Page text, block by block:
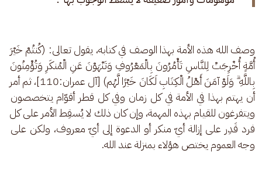
وصف الله هذه الأمة بهذا الوصف في كتابه، يقول تعالى: (كُنتُمْ خَيْرَ
أُمَّةٍ أُخْرِجَتْ لِلنَّاسِ تَأْمُرُونَ بِالْمَعْرُوفِ وَتَنْهَوْنَ عَنِ الْمُنكَرِ وَتُؤْمِنُونَ
بِاللَّهِ ۗ وَلَوْ آمَنَ أَهْلُ الْكِتَابِ لَكَانَ خَيْرًا لَّهُم) [آل عمران:110]، ثم أمر
أن يهتم بهذا في الأمة في كل زمان وفي كل قطر أقوّام يتخصصون
ويتفرغون للقيام بهذه المهمة، وإن كان ذلك لا يُسقِط الأمر على كل
فرد قَدِر على إزالة أيّ منكر أو الدعوة إلى أيّ معروف، ولكن على
وجه العموم يختص هؤلاء بمنزلة عند الله.